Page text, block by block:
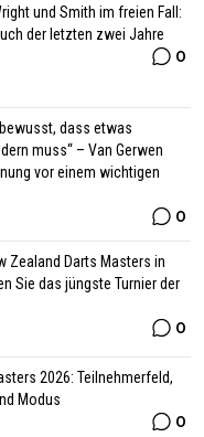
und Smith im freien Fall:
der letzten zwei Jahre
0
dass etwas
muss“ – Van Gerwen
vor einem wichtigen
0
Zealand Darts Masters in
Sie das jüngste Turnier der
0
2026: Teilnehmerfeld,
Modus
0